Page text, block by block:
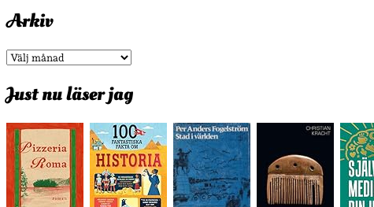
Arkiv
Arkiv
Just nu läser jag